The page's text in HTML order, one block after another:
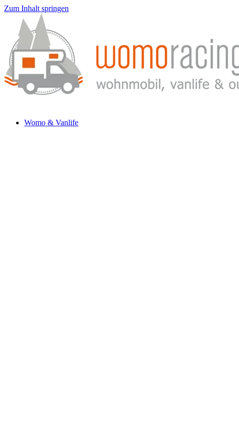
Zum Inhalt springen
Womo & Vanlife